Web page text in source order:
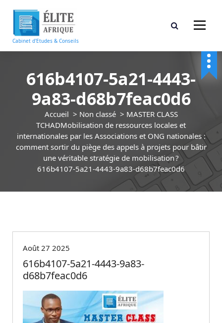
r
Cabinet d'Etudes & Conseils
616b4107-5a21-4443-
9a83-d68b7feac0d6
Accueil > Non classé> MASTER CLASS
TCHADMobilisation de ressources locales et
internationales par les Associations et ONG nationales :
comment sortir du piège des appels à projets pour bâtir
une véritable stratégie de mobilisation ?
616b4107-5a21-4443-9a83-d68b7feac0d6
Août 27 2025
616b4107-5a21-4443-9a83-
d68b7feac0d6